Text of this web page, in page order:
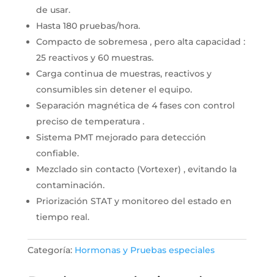
de usar.
Hasta 180 pruebas/hora.
Compacto de sobremesa , pero alta capacidad :
25 reactivos y 60 muestras.
Carga continua de muestras, reactivos y
consumibles sin detener el equipo.
Separación magnética de 4 fases con control
preciso de temperatura .
Sistema PMT mejorado para detección
confiable.
Mezclado sin contacto (Vortexer) , evitando la
contaminación.
Priorización STAT y monitoreo del estado en
tiempo real.
Categoría: Hormonas y Pruebas especiales